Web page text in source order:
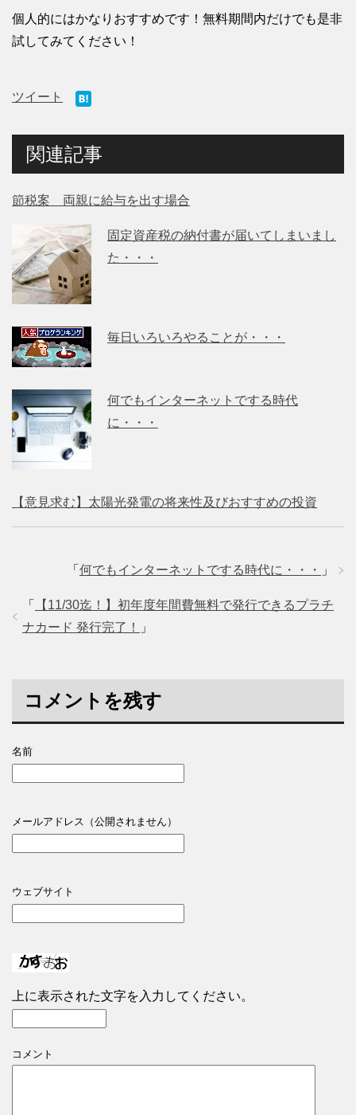
個人的にはかなりおすすめです！無料期間内だけでも是非
試してみてください！
ツイート
関連記事
節税案 両親に給与を出す場合
固定資産税の納付書が届いてしまいまし
た・・・
毎日いろいろやることが・・・
何でもインターネットでする時代
に・・・
【意見求む】太陽光発電の将来性及びおすすめの投資
「 何でもインターネットでする時代に・・・ 」
「
【11/30迄！】初年度年間費無料で発行できるプラチ
ナカード 発行完了！
」
コメントを残す
名前
メールアドレス（公開されません）
ウェブサイト
上に表示された文字を入力してください。
コメント